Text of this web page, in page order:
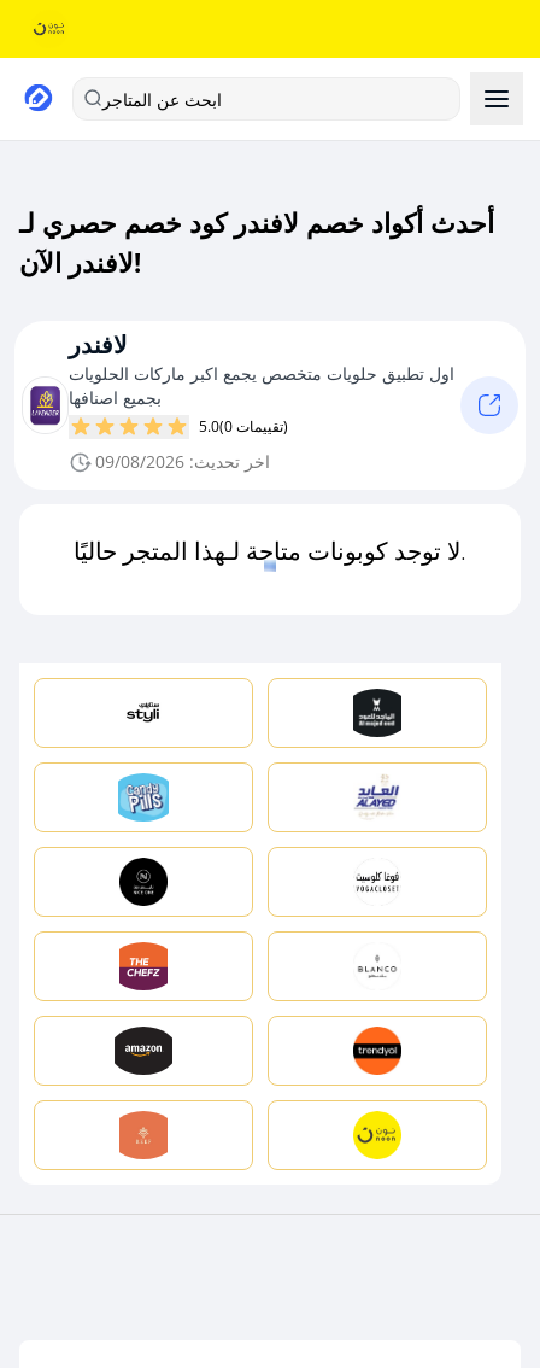
ابحث عن المتاجر
أحدث أكواد خصم لافندر كود خصم حصري لـ
لافندر الآن!
لافندر
اول تطبيق حلويات متخصص يجمع اكبر ماركات الحلويات
بجميع اصنافها
5.0 (0 تقييمات)
اخر تحديث: 09/08/2026
لا توجد كوبونات متاحة لـهذا المتجر حاليًا.